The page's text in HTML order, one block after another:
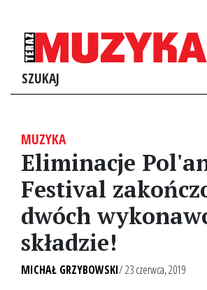
SZUKAJ
MUZYKA
Eliminacje
Festival
dwóch
składzie!
MICHAŁ GRZYBOWSKI/ 23 czerwca, 2019